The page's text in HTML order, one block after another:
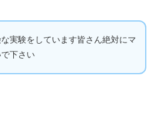
実験をしています皆さん絶対にマ
下さい